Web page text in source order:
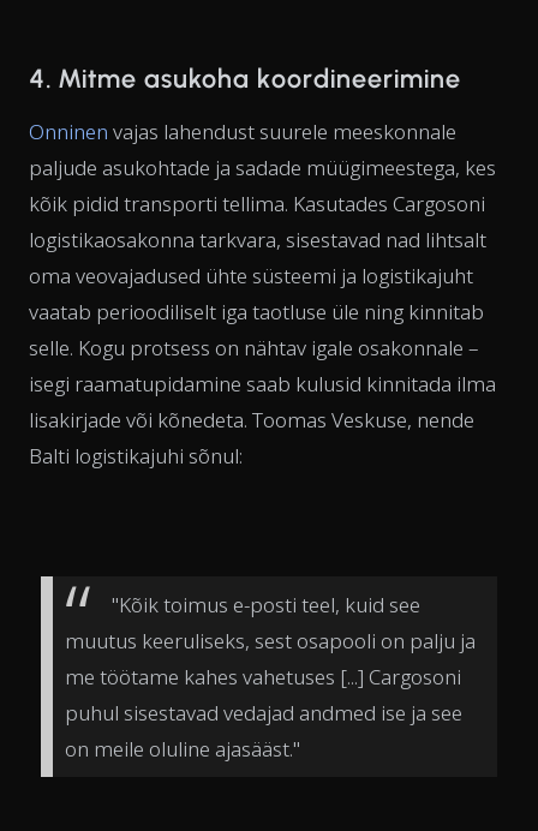
4. Mitme asukoha koordineerimine
Onninen vajas lahendust suurele meeskonnale
paljude asukohtade ja sadade müügimeestega, kes
kõik pidid transporti tellima. Kasutades Cargosoni
logistikaosakonna tarkvara, sisestavad nad lihtsalt
oma veovajadused ühte süsteemi ja logistikajuht
vaatab perioodiliselt iga taotluse üle ning kinnitab
selle. Kogu protsess on nähtav igale osakonnale –
isegi raamatupidamine saab kulusid kinnitada ilma
lisakirjade või kõnedeta. Toomas Veskuse, nende
Balti logistikajuhi sõnul:
"Kõik toimus e-posti teel, kuid see
muutus keeruliseks, sest osapooli on palju ja
me töötame kahes vahetuses [...] Cargosoni
puhul sisestavad vedajad andmed ise ja see
on meile oluline ajasääst."